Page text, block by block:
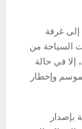
إلى غرفة
السياحة من
العمرة للموسم الجديد 1448هـ، إلا في حالة
وإخطار
بإصدار